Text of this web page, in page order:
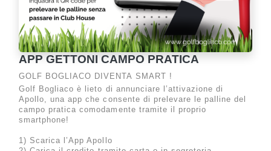
APP GETTONI CAMPO PRATICA
GOLF BOGLIACO DIVENTA SMART !
Golf Bogliaco è lieto di annunciare l’attivazione di
Apollo, una app che consente di prelevare le palline del
campo pratica comodamente tramite il proprio
smartphone!
1) Scarica l’App Apollo